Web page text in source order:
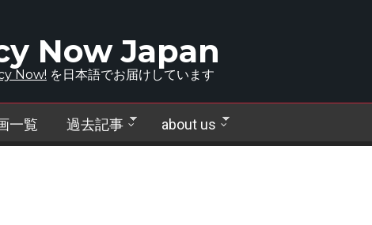
Now Japan
Now! を日本語でお届けしています
一覧 過去記事 about us